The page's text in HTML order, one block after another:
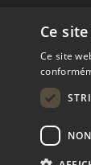
Ce
Ce site